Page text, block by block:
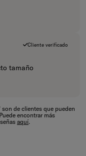
Cliente verificado
tamaño
de clientes que pueden
encontrar más
aquí.